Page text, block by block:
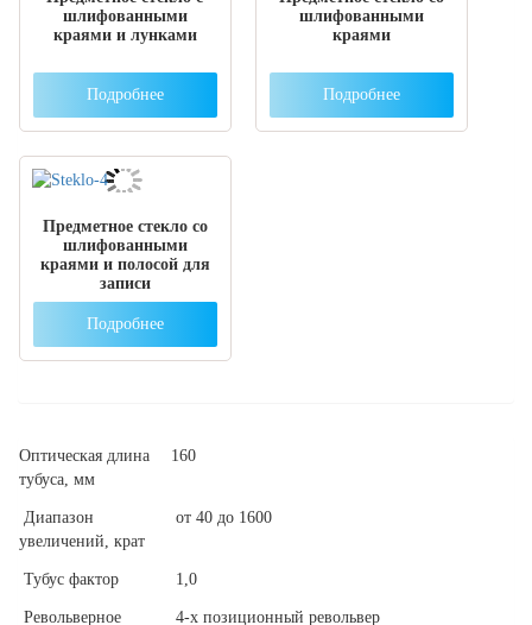
шлифованными
краями и лунками
Подробнее
шлифованными
краями
Подробнее
Предметное стекло со
шлифованными
краями и полосой для
записи
Подробнее
Оптическая длина
тубуса, мм
160
Диапазон
увеличений, крат
от 40 до 1600
Тубус фактор 1,0
Револьверное 4-х позиционный револьвер